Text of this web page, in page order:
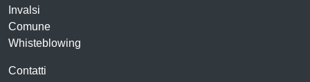
Invalsi
Comune
Whisteblowing
Contatti